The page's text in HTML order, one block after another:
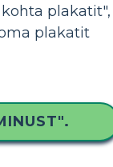
plakatit",
plakatit